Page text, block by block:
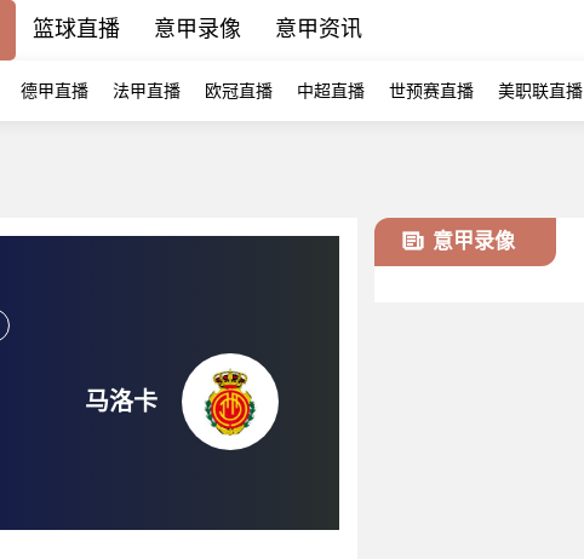
篮球直播 意甲录像 意甲资讯
德甲直播 法甲直播 欧冠直播 中超直播 世预赛直播 美职联直播
马洛卡
意甲录像